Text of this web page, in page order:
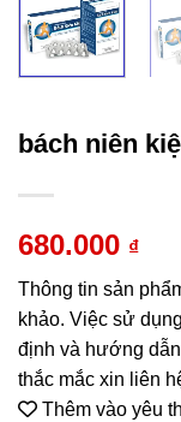
bách niên
680.000 ₫
Thông tin sản
khảo. Việc sử
định và hướng
thắc mắc xin liên
Thêm vào yêu